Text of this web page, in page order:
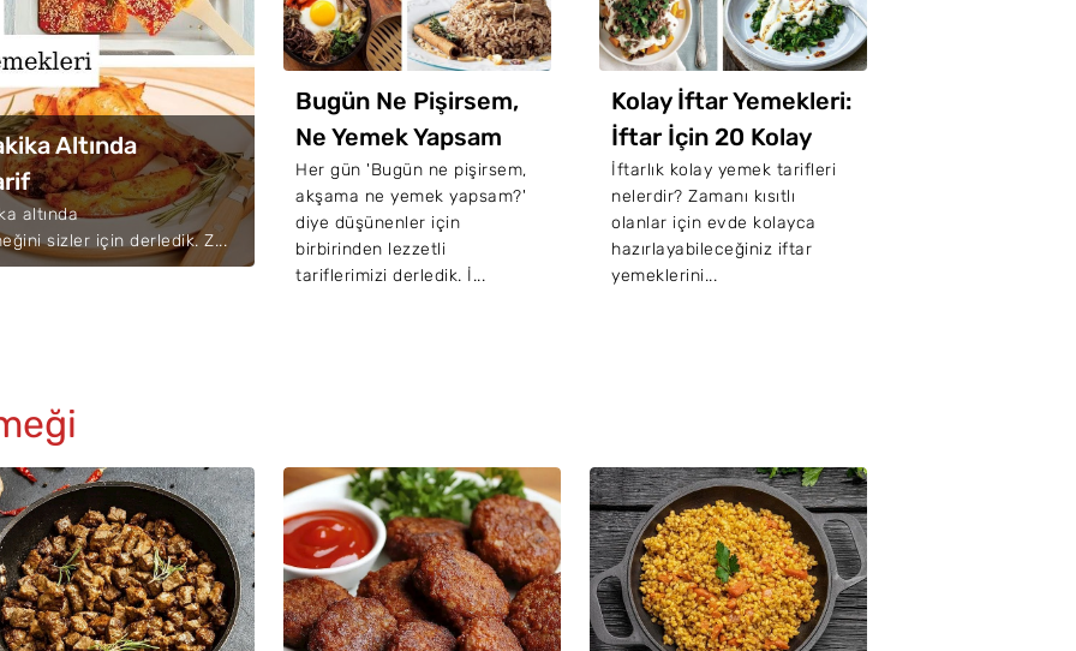
Altında
altında
sizler için derledik. Z...
Çorbaları: İftara
45 Enfes Çorba
için pratik çorba tarifleri
arıyorsunuz? İşte,
ayında
eksik etmek
Bugün Ne Pişirsem,
Ne Yemek Yapsam
Diyenler İçin 65 Nefis
Tarif
Her gün 'Bugün ne pişirsem,
akşama ne yemek yapsam?'
diye düşünenler için
birbirinden lezzetli
tariflerimizi derledik. İ...
Kolay İftar Yemekleri:
İftar İçin 20 Kolay
Tarif
İftarlık kolay yemek tarifleri
nelerdir? Zamanı kısıtlı
olanlar için evde kolayca
hazırlayabileceğiniz iftar
yemeklerini...